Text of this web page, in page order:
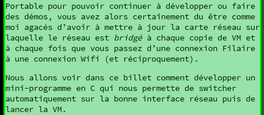
Portable pour pouvoir continuer à développer ou faire
des démos, vous avez alors certainement du être comme
moi agacés d’avoir à mettre à jour la carte réseau sur
laquelle le réseau est bridgé à chaque copie de VM et
à chaque fois que vous passez d’une connexion Filaire
à une connexion Wifi (et réciproquement).
Nous allons voir dans ce billet comment développer un
mini-programme en C qui nous permette de switcher
automatiquement sur la bonne interface réseau puis de
lancer la VM.